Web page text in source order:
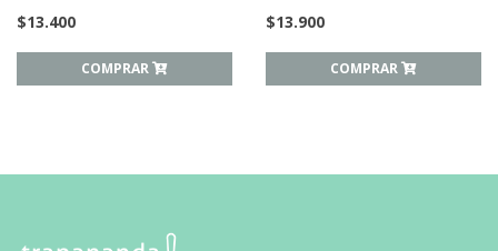
$13.400
COMPRAR
$13.900
COMPRAR